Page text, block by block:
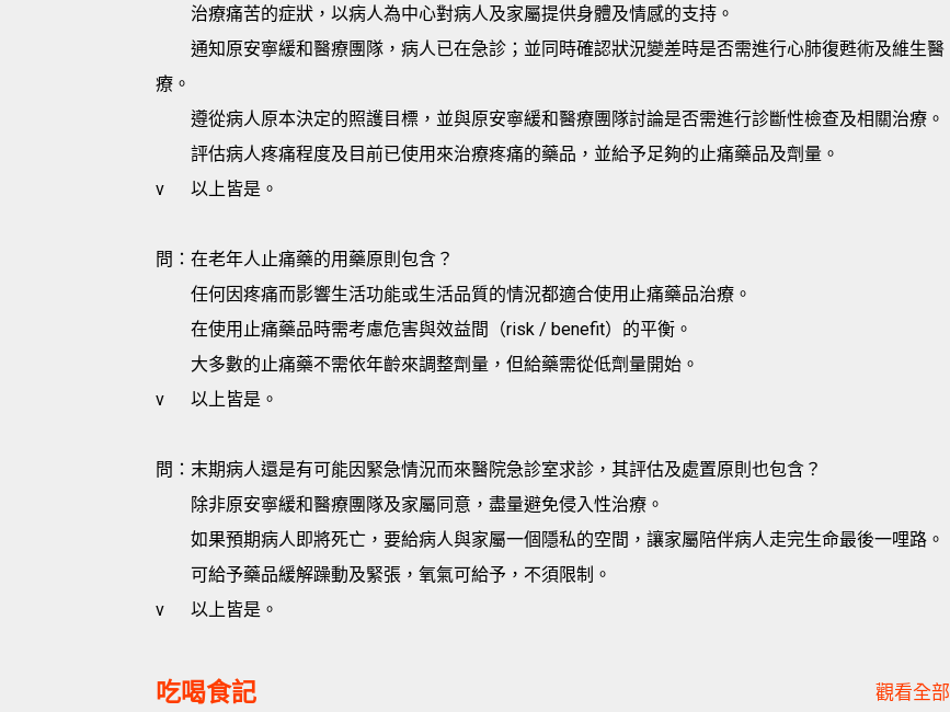
治療痛苦的症狀，以病人為中心對病人及家屬提供身體及情感的支持。
通知原安寧緩和醫療團隊，病人已在急診；並同時確認狀況變差時是否需進行心肺復甦術及維生醫
療。
遵從病人原本決定的照護目標，並與原安寧緩和醫療團隊討論是否需進行診斷性檢查及相關治療。
評估病人疼痛程度及目前已使用來治療疼痛的藥品，並給予足夠的止痛藥品及劑量。
v
以上皆是。
問：在老年人止痛藥的用藥原則包含？
任何因疼痛而影響生活功能或生活品質的情況都適合使用止痛藥品治療。
在使用止痛藥品時需考慮危害與效益間（risk / benefit）的平衡。
大多數的止痛藥不需依年齡來調整劑量，但給藥需從低劑量開始。
v
以上皆是。
問：末期病人還是有可能因緊急情況而來醫院急診室求診，其評估及處置原則也包含？
除非原安寧緩和醫療團隊及家屬同意，盡量避免侵入性治療。
如果預期病人即將死亡，要給病人與家屬一個隱私的空間，讓家屬陪伴病人走完生命最後一哩路。
可給予藥品緩解躁動及緊張，氧氣可給予，不須限制。
v
以上皆是。
吃喝食記 觀看全部